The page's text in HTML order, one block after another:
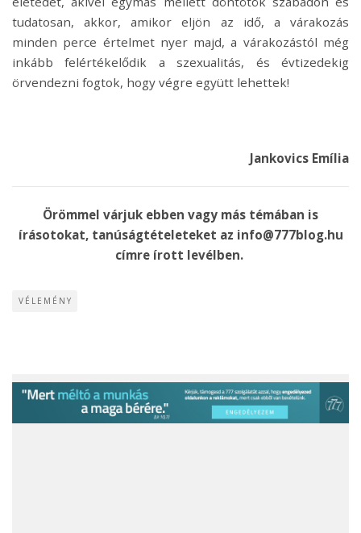
tudatosan, akkor, amikor eljön az idő, a várakozás
minden perce értelmet nyer majd, a várakozástól még
inkább felértékelődik a szexualitás, és évtizedekig
örvendezni fogtok, hogy végre együtt lehettek!
Jankovics Emília
Örömmel várjuk ebben vagy más témában is
írásotokat, tanúságtételeteket az info@777blog.hu
címre írott levélben.
VÉLEMÉNY